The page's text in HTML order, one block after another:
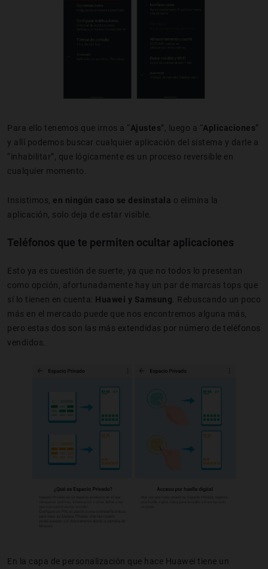
Para ello tenemos que irnos a “Ajustes”, luego a “Aplicaciones”
y allí podemos buscar cualquier aplicación del sistema y darle a
“inhabilitar”, que lógicamente es un proceso reversible en
cualquier momento.
Insistimos, en ningún caso se desinstala o elimina la
aplicación, solo deja de estar visible.
Teléfonos que te permiten ocultar aplicaciones
Esto ya es cuestión de suerte, ya que no todos lo presentan
como opción, afortunadamente hay un par de marcas tops que
sí lo tienen en cuenta: Huawei y Samsung . Rebuscando un poco
más en el mercado puede que nos encontremos alguna más,
pero estas dos son las más extendidas por número de teléfonos
vendidos.
En la capa de personalización que hace Huawei tiene un